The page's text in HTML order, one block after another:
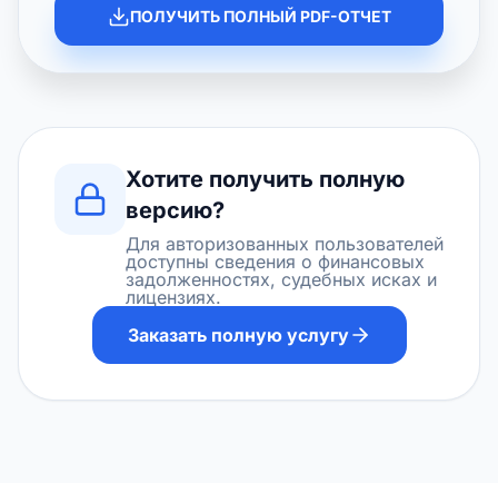
ПОЛУЧИТЬ ПОЛНЫЙ PDF-ОТЧЕТ
Хотите получить полную
версию?
Для авторизованных пользователей
доступны сведения о финансовых
задолженностях, судебных исках и
лицензиях.
Заказать полную услугу